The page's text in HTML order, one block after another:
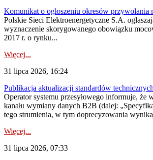
Komunikat o ogłoszeniu okresów przywołania
Polskie Sieci Elektroenergetyczne S.A.
wyznaczenie skorygowanego obowiązku
2017 r. o rynku...
Więcej...
31 lipca 2026, 16:24
Publikacja aktualizacji standardów
Operator systemu przesyłowego informuje, że
kanału wymiany danych B2B (dalej:
tego strumienia, w tym doprecyzowania
Więcej...
31 lipca 2026, 07:33